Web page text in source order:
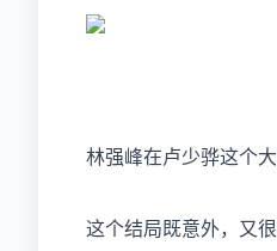
林强峰在卢少骅这个
这个结局既意外，又